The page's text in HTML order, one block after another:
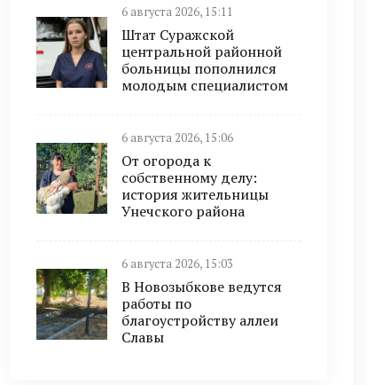
6 августа 2026, 15:11
Штат Суражской
центральной районной
больницы пополнился
молодым специалистом
6 августа 2026, 15:06
От огорода к
собственному делу:
история жительницы
Унечского района
6 августа 2026, 15:03
В Новозыбкове ведутся
работы по
благоустройству аллеи
Славы